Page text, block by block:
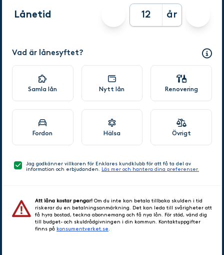
Lånetid år
Vad är lånesyftet?
Samla lån Nytt lån Renovering
Fordon Hälsa Övrigt
Jag godkänner villkoren för Enklares kundklubb för att få ta del av
information och erbjudanden. Läs mer och hantera dina preferenser.
Att låna kostar pengar! Om du inte kan betala tillbaka skulden i tid
riskerar du en betalningsanmärkning. Det kan leda till svårigheter att
få hyra bostad, teckna abonnemang och få nya lån. För stöd, vänd dig
till budget- och skuldrådgivningen i din kommun. Kontaktuppgifter
finns på konsumentverket.se.